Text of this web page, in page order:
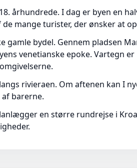
århundrede. I dag er byen en
mange turister, der ønsker at
bydel. Gennem pladsen
venetianske epoke. Vartegn er
rivieraen. Om aftenen kan I
barerne.
en større rundrejse i